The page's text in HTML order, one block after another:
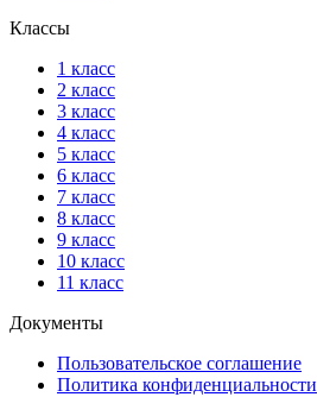
Классы
1 класс
2 класс
3 класс
4 класс
5 класс
6 класс
7 класс
8 класс
9 класс
10 класс
11 класс
Документы
Пользовательское соглашение
Политика конфиденциальности